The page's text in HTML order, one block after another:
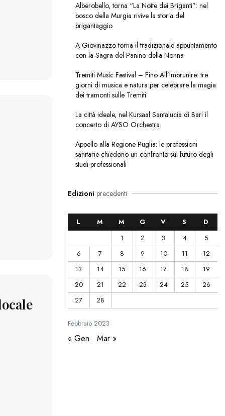
Alberobello, torna “La Notte dei Briganti”: nel
bosco della Murgia rivive la storia del
brigantaggio
A Giovinazzo torna il tradizionale appuntamento
con la Sagra del Panino della Nonna
Tremiti Music Festival – Fino All’Imbrunire: tre
giorni di musica e natura per celebrare la magia
dei tramonti sulle Tremiti
La città ideale, nel Kursaal Santalucia di Bari il
concerto di AYSO Orchestra
Appello alla Regione Puglia: le professioni
sanitarie chiedono un confronto sul futuro degli
studi professionali
Edizioni precedenti
Febbraio2023
L M M G V S
D
1
2 3 4
5
6
7 8 9 10 11
12
13
14 15 16 17 18
19
20
21 22 23 24 25
26
27
28
« Gen Mar »